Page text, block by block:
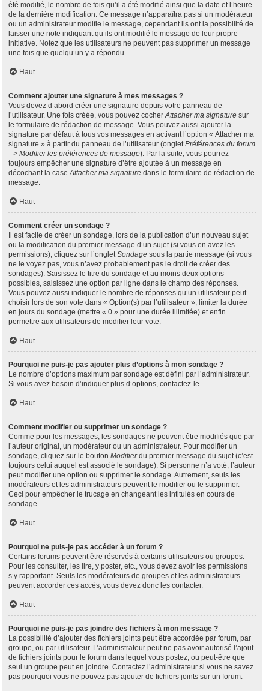
été modifié, le nombre de fois qu’il a été modifié ainsi que la date et l’heure
de la dernière modification. Ce message n’apparaîtra pas si un modérateur
ou un administrateur modifie le message, cependant ils ont la possibilité de
laisser une note indiquant qu’ils ont modifié le message de leur propre
initiative. Notez que les utilisateurs ne peuvent pas supprimer un message
une fois que quelqu’un y a répondu.
Haut
Comment ajouter une signature à mes messages ?
Vous devez d’abord créer une signature depuis votre panneau de
l’utilisateur. Une fois créée, vous pouvez cocherAttacher ma signature sur
le formulaire de rédaction de message. Vous pouvez aussi ajouter la
signature par défaut à tous vos messages en activant l’option « Attacher ma
signature » à partir du panneau de l’utilisateur (ongletPréférences du forum
--> Modifier les préférences de message). Par la suite, vous pourrez
toujours empêcher une signature d’être ajoutée à un message en
décochant la caseAttacher ma signature dans le formulaire de rédaction de
message.
Haut
Comment créer un sondage ?
Il est facile de créer un sondage, lors de la publication d’un nouveau sujet
ou la modification du premier message d’un sujet (si vous en avez les
permissions), cliquez sur l’ongletSondage sous la partie message (si vous
ne le voyez pas, vous n’avez probablement pas le droit de créer des
sondages). Saisissez le titre du sondage et au moins deux options
possibles, saisissez une option par ligne dans le champ des réponses.
Vous pouvez aussi indiquer le nombre de réponses qu’un utilisateur peut
choisir lors de son vote dans « Option(s) par l’utilisateur », limiter la durée
en jours du sondage (mettre « 0 » pour une durée illimitée) et enfin
permettre aux utilisateurs de modifier leur vote.
Haut
Pourquoi ne puis-je pas ajouter plus d’options à mon sondage ?
Le nombre d’options maximum par sondage est défini par l’administrateur.
Si vous avez besoin d’indiquer plus d’options, contactez-le.
Haut
Comment modifier ou supprimer un sondage ?
Comme pour les messages, les sondages ne peuvent être modifiés que par
l’auteur original, un modérateur ou un administrateur. Pour modifier un
sondage, cliquez sur le bouton Modifierdu premier message du sujet (c’est
toujours celui auquel est associé le sondage). Si personne n’a voté, l’auteur
peut modifier une option ou supprimer le sondage. Autrement, seuls les
modérateurs et les administrateurs peuvent le modifier ou le supprimer.
Ceci pour empêcher le trucage en changeant les intitulés en cours de
sondage.
Haut
Pourquoi ne puis-je pas accéder à un forum ?
Certains forums peuvent être réservés à certains utilisateurs ou groupes.
Pour les consulter, les lire, y poster, etc., vous devez avoir les permissions
s’y rapportant. Seuls les modérateurs de groupes et les administrateurs
peuvent accorder ces accès, vous devez donc les contacter.
Haut
Pourquoi ne puis-je pas joindre des fichiers à mon message ?
La possibilité d’ajouter des fichiers joints peut être accordée par forum, par
groupe, ou par utilisateur. L’administrateur peut ne pas avoir autorisé l’ajout
de fichiers joints pour le forum dans lequel vous postez, ou peut-être que
seul un groupe peut en joindre. Contactez l’administrateur si vous ne savez
pas pourquoi vous ne pouvez pas ajouter de fichiers joints sur un forum.